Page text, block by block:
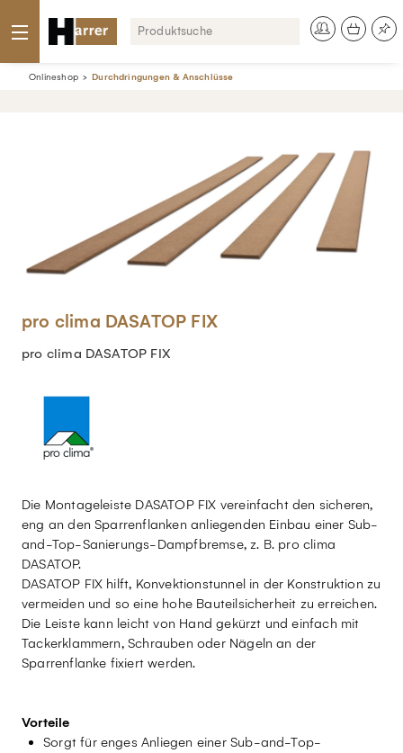
Onlineshop Durchdringungen & Anschlüsse
pro clima DASATOP FIX
pro clima DASATOP FIX
Die Montageleiste DASATOP FIX vereinfacht den sicheren,
eng an den Sparrenflanken anliegenden Einbau einer Sub-
and-Top-Sanierungs-Dampfbremse, z. B. pro clima
DASATOP.
DASATOP FIX hilft, Konvektionstunnel in der Konstruktion zu
vermeiden und so eine hohe Bauteilsicherheit zu erreichen.
Die Leiste kann leicht von Hand gekürzt und einfach mit
Tackerklammern, Schrauben oder Nägeln an der
Sparrenflanke fixiert werden.
Vorteile
Sorgt für enges Anliegen einer Sub-and-Top-